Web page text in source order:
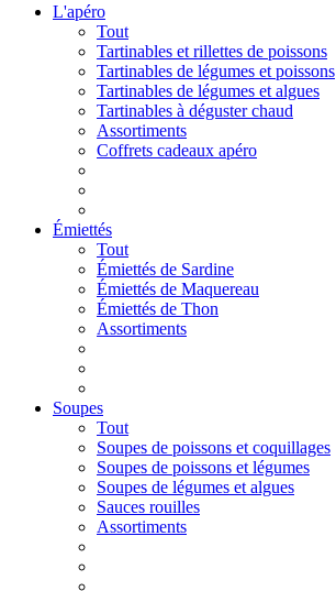
L'apéro
Tout
Tartinables et rillettes de poissons
Tartinables de légumes et poissons
Tartinables de légumes et algues
Tartinables à déguster chaud
Assortiments
Coffrets cadeaux apéro
Émiettés
Tout
Émiettés de Sardine
Émiettés de Maquereau
Émiettés de Thon
Assortiments
Soupes
Tout
Soupes de poissons et coquillages
Soupes de poissons et légumes
Soupes de légumes et algues
Sauces rouilles
Assortiments